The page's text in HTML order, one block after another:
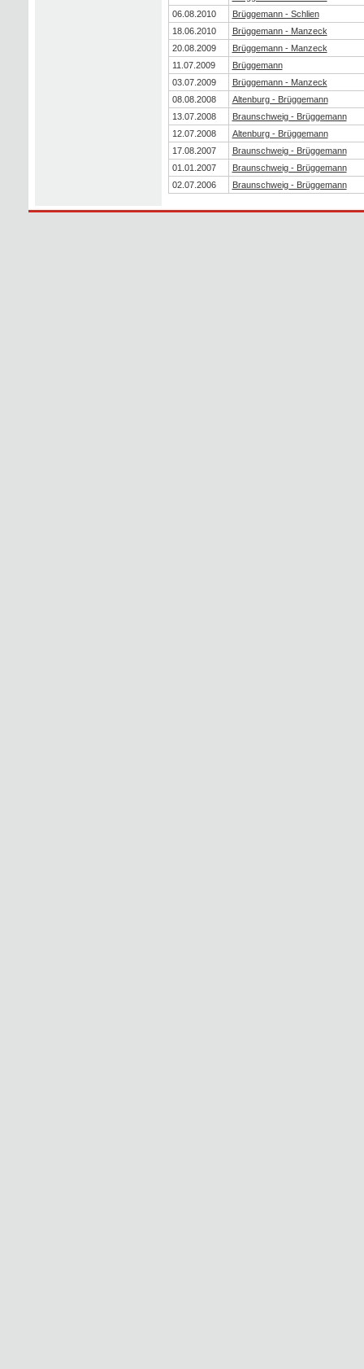
06.08.2010
Brüggemann - Schlien
18.06.2010
Brüggemann - Manzeck
20.08.2009
Brüggemann - Manzeck
11.07.2009
Brüggemann
03.07.2009
Brüggemann - Manzeck
08.08.2008
Altenburg - Brüggemann
13.07.2008
Braunschweig - Brüggemann
12.07.2008
Altenburg - Brüggemann
17.08.2007
Braunschweig - Brüggemann
01.01.2007
Braunschweig - Brüggemann
02.07.2006
Braunschweig - Brüggemann